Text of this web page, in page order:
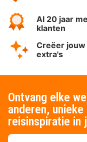
Al 20 jaar
klanten
Creëer
extra's
Ontvang elke
anderen,
reisinspiratie in